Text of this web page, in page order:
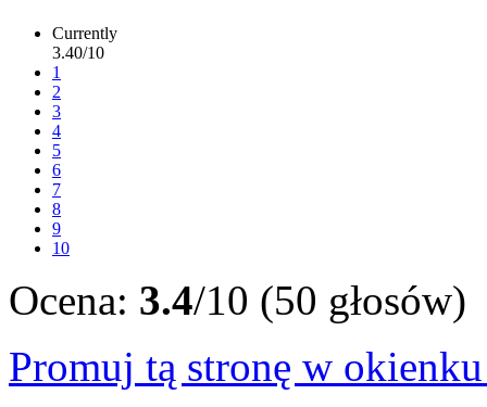
Currently
3.40/10
1
2
3
4
5
6
7
8
9
10
Ocena: 3.4/10 (50 głosów)
Promuj tą stronę w